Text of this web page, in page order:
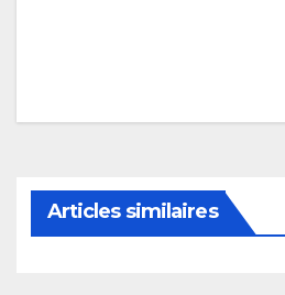
Articles similaires